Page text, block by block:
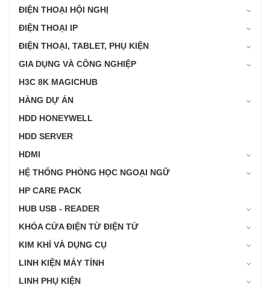
ĐIỆN THOẠI HỘI NGHỊ
ĐIỆN THOẠI IP
ĐIỆN THOẠI, TABLET, PHỤ KIỆN
GIA DỤNG VÀ CÔNG NGHIỆP
H3C 8K MAGICHUB
HÀNG DỰ ÁN
HDD HONEYWELL
HDD SERVER
HDMI
HỆ THỐNG PHÒNG HỌC NGOẠI NGỮ
HP CARE PACK
HUB USB - READER
KHÓA CỬA ĐIỆN TỪ ĐIỆN TỬ
KIM KHÍ VÀ DỤNG CỤ
LINH KIỆN MÁY TÍNH
LINH PHỤ KIỆN